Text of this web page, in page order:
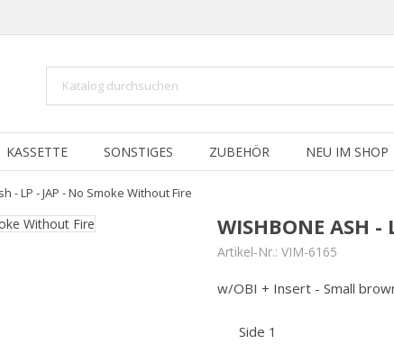
KASSETTE SONSTIGES ZUBEHÖR NEU IM SHOP
- LP - JAP - No Smoke Without Fire
WISHBONE ASH -
Artikel-Nr.: VIM-6165
w/OBI + Insert - Small
Side 1